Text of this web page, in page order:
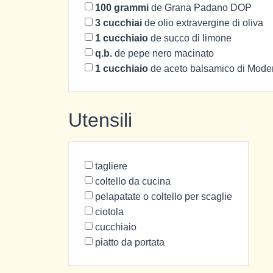
100 grammi de Grana Padano DOP
3 cucchiai de olio extravergine di oliva
1 cucchiaio de succo di limone
q.b. de pepe nero macinato
1 cucchiaio de aceto balsamico di
Utensili
tagliere
coltello da cucina
pelapatate o coltello per scaglie
ciotola
cucchiaio
piatto da portata